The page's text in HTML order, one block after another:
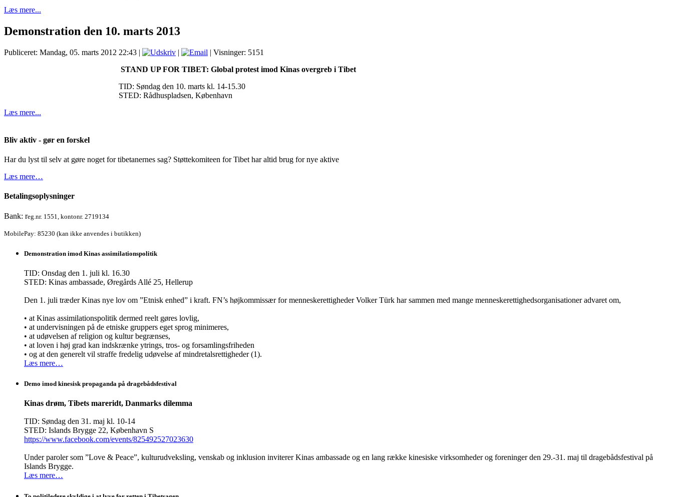
Læs mere...
Demonstration den 10. marts 2013
Publiceret: Mandag, 05. marts 2012 22:43 | |
| Visninger: 5151
STAND UP FOR TIBET: Global protest imod Kinas overgreb i Tibet
TID: Søndag den 10. marts kl. 14-15.30
STED: Rådhuspladsen, København
Læs mere...
Bliv aktiv - gør en forskel
Har du lyst til selv at gøre noget for tibetanernes sag? Støttekomiteen for Tibet har altid brug for nye aktive
Læs mere…
Betalingsoplysninger
Bank: reg.nr. 1551, kontonr. 2719134
MobilePay: 85230 (kan ikke anvendes i butikken)
Demonstration imod Kinas assimilationspolitik
TID: Onsdag den 1. juli kl. 16.30
STED: Kinas ambassade, Øregårds Allé 25, Hellerup
Den 1. juli træder Kinas nye lov om ”Etnisk enhed” i kraft. FN’s højkommissær for menneskerettigheder Volker Türk har sammen med mange menneskerettighedsorganisationer advaret om,
• at Kinas assimilationspolitik dermed reelt gøres lovlig,
• at undervisningen på de etniske gruppers eget sprog minimeres,
• at udøvelsen af religion og kultur begrænses,
• at loven i høj grad kan indskrænke ytrings, tros- og forsamlingsfriheden
• og at den generelt vil straffe fredelig udøvelse af mindretalsrettigheder (1).
Læs mere…
Demo imod kinesisk propaganda på dragebådsfestival
Kinas drøm, Tibets mareridt, Danmarks dilemma
TID: Søndag den 31. maj kl. 10-14
STED: Islands Brygge 22, København S
https://www.facebook.com/events/825492527023630
Under paroler som ”Love & Peace”, kulturudveksling, venskab og inklusion inviterer Kinas ambassade og en lang række kinesiske virksomheder og foreninger den 29.-31. maj til dragebådsfestival på
Islands Brygge.
Læs mere…